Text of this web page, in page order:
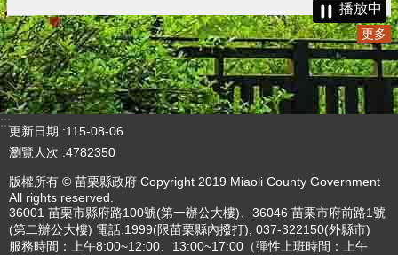
播放中
更多
:::
更新日期
115-08-06
瀏覽人次 4782350
版權所有 © 苗栗縣政府 Copyright 2019 Miaoli County Government
All rights reserved.
36001 苗栗市縣府路100號(第一辦公大樓)、36046 苗栗市府前路1號
(第二辦公大樓) 電話:1999(限苗栗縣內撥打), 037-322150(外縣市)
服務時間：上午8:00~12:00、13:00~17:00（彈性上班時間：上午